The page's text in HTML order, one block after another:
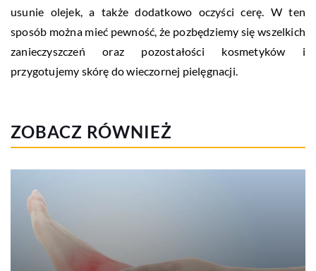
usunie olejek, a także dodatkowo oczyści cerę. W ten
sposób można mieć pewność, że pozbędziemy się wszelkich
zanieczyszczeń oraz pozostałości kosmetyków i
przygotujemy skórę do wieczornej pielęgnacji.
ZOBACZ RÓWNIEŻ